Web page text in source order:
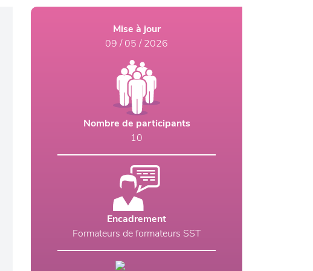
Mise à jour
09 / 05 / 2026
Nombre de participants
10
Encadrement
Formateurs de formateurs SST